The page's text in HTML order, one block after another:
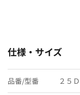
仕様・サイズ
品番/型番 ２５